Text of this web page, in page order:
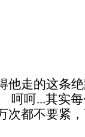
他走的这条
呵呵...其实
次都不要紧